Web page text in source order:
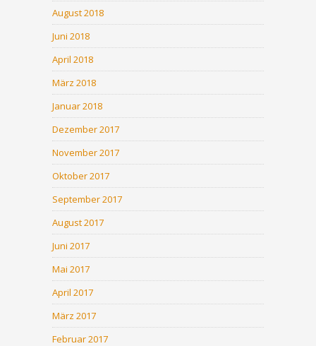
August 2018
Juni 2018
April 2018
März 2018
Januar 2018
Dezember 2017
November 2017
Oktober 2017
September 2017
August 2017
Juni 2017
Mai 2017
April 2017
März 2017
Februar 2017